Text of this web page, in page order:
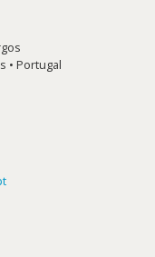
• Portugal